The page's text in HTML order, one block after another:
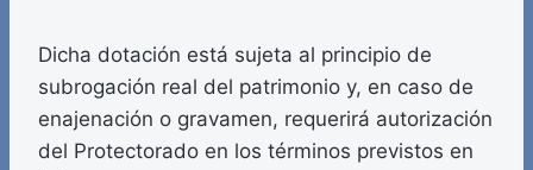
Dicha dotación está sujeta al principio de
subrogación real del patrimonio y, en caso de
enajenación o gravamen, requerirá autorización
del Protectorado en los términos previstos en